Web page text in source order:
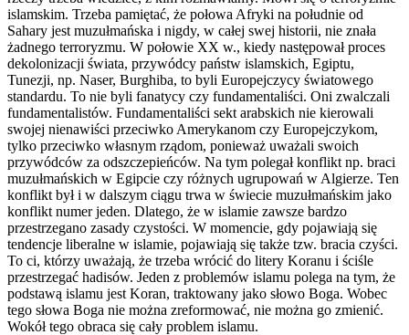
islamskim. Trzeba pamiętać, że połowa Afryki na południe od
Sahary jest muzułmańska i nigdy, w całej swej historii, nie znała
żadnego terroryzmu. W połowie XX w., kiedy następował proces
dekolonizacji świata, przywódcy państw islamskich, Egiptu,
Tunezji, np. Naser, Burghiba, to byli Europejczycy światowego
standardu. To nie byli fanatycy czy fundamentaliści. Oni zwalczali
fundamentalistów. Fundamentaliści sekt arabskich nie kierowali
swojej nienawiści przeciwko Amerykanom czy Europejczykom,
tylko przeciwko własnym rządom, ponieważ uważali swoich
przywódców za odszczepieńców. Na tym polegał konflikt np. braci
muzułmańskich w Egipcie czy różnych ugrupowań w Algierze. Ten
konflikt był i w dalszym ciągu trwa w świecie muzułmańskim jako
konflikt numer jeden. Dlatego, że w islamie zawsze bardzo
przestrzegano zasady czystości. W momencie, gdy pojawiają się
tendencje liberalne w islamie, pojawiają się także tzw. bracia czyści.
To ci, którzy uważają, że trzeba wrócić do litery Koranu i ściśle
przestrzegać hadisów. Jeden z problemów islamu polega na tym, że
podstawą islamu jest Koran, traktowany jako słowo Boga. Wobec
tego słowa Boga nie można zreformować, nie można go zmienić.
Wokół tego obraca się cały problem islamu.